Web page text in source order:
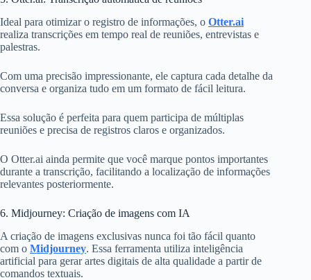
Ideal para otimizar o registro de informações, o Otter.ai
realiza transcrições em tempo real de reuniões, entrevistas e
palestras.
Com uma precisão impressionante, ele captura cada detalhe da
conversa e organiza tudo em um formato de fácil leitura.
Essa solução é perfeita para quem participa de múltiplas
reuniões e precisa de registros claros e organizados.
O Otter.ai ainda permite que você marque pontos importantes
durante a transcrição, facilitando a localização de informações
relevantes posteriormente.
6. Midjourney: Criação de imagens com IA
A criação de imagens exclusivas nunca foi tão fácil quanto
com o Midjourney. Essa ferramenta utiliza inteligência
artificial para gerar artes digitais de alta qualidade a partir de
comandos textuais.